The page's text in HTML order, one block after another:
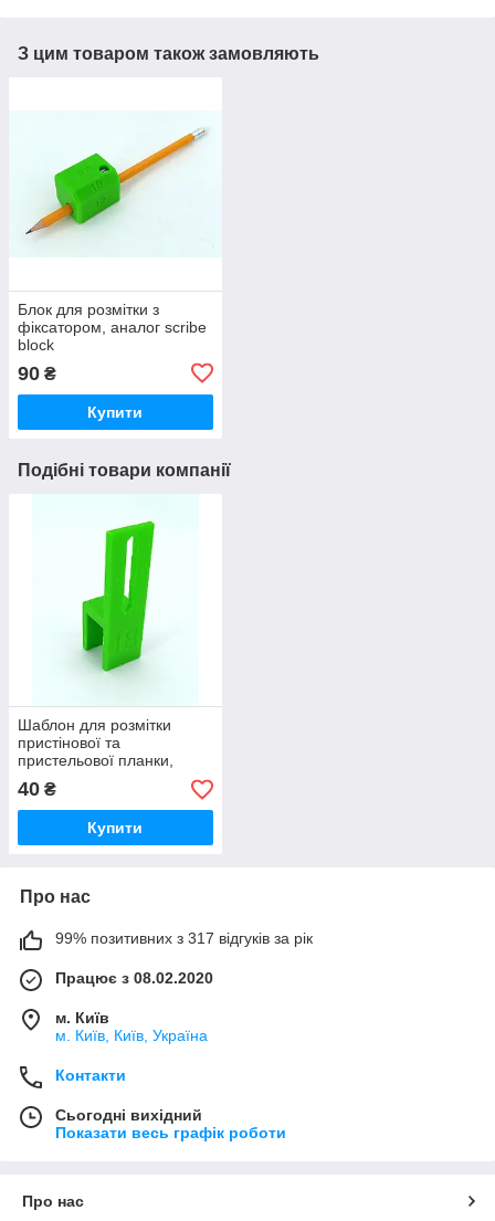
З цим товаром також замовляють
Блок для розмітки з
фіксатором, аналог scribe
block
90 ₴
Купити
Подібні товари компанії
Шаблон для розмітки
пристінової та
пристельової планки,
аналог U-Scribe Jig
40 ₴
Купити
Про нас
99% позитивних з 317 відгуків за рік
Працює з 08.02.2020
м. Київ
м. Київ, Київ, Україна
Контакти
Сьогодні вихідний
Показати весь графік роботи
Про нас